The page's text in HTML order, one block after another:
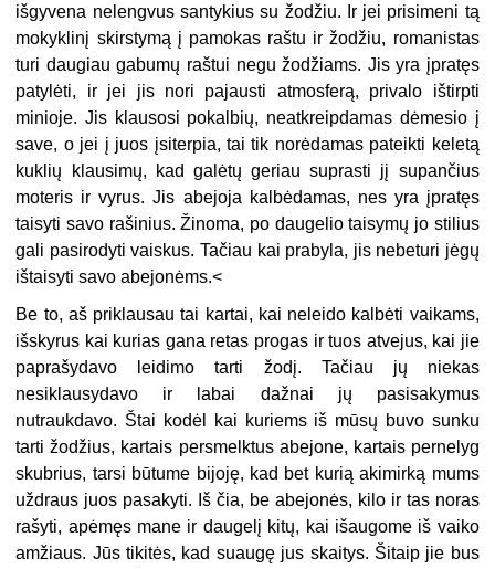
išgyvena nelengvus santykius su žodžiu. Ir jei prisimeni tą
mokyklinį skirstymą į pamokas raštu ir žodžiu, romanistas
turi daugiau gabumų raštui negu žodžiams. Jis yra įpratęs
patylėti, ir jei jis nori pajausti atmosferą, privalo ištirpti
minioje. Jis klausosi pokalbių, neatkreipdamas dėmesio į
save, o jei į juos įsiterpia, tai tik norėdamas pateikti keletą
kuklių klausimų, kad galėtų geriau suprasti jį supančius
moteris ir vyrus. Jis abejoja kalbėdamas, nes yra įpratęs
taisyti savo rašinius. Žinoma, po daugelio taisymų jo stilius
gali pasirodyti vaiskus. Tačiau kai prabyla, jis nebeturi jėgų
ištaisyti savo abejonėms.<
Be to, aš priklausau tai kartai, kai neleido kalbėti vaikams,
išskyrus kai kurias gana retas progas ir tuos atvejus, kai jie
paprašydavo leidimo tarti žodį. Tačiau jų niekas
nesiklausydavo ir labai dažnai jų pasisakymus
nutraukdavo. Štai kodėl kai kuriems iš mūsų buvo sunku
tarti žodžius, kartais persmelktus abejone, kartais pernelyg
skubrius, tarsi būtume bijoję, kad bet kurią akimirką mums
uždraus juos pasakyti. Iš čia, be abejonės, kilo ir tas noras
rašyti, apėmęs mane ir daugelį kitų, kai išaugome iš vaiko
amžiaus. Jūs tikitės, kad suaugę jus skaitys. Šitaip jie bus